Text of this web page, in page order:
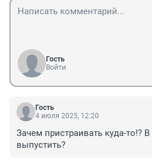
Гость
Войти
Гость
4 июля 2025, 12:20
Зачем пристраивать куда-то!?
выпустить?